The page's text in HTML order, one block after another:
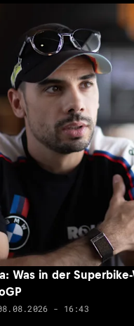
Was in der
- 16:43